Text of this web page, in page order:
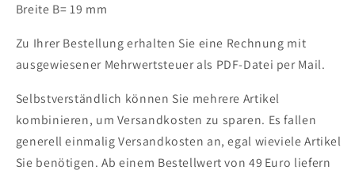
Breite B= 19 mm
Zu Ihrer Bestellung erhalten Sie eine Rechnung mit
ausgewiesener Mehrwertsteuer als PDF-Datei per Mail.
Selbstverständlich können Sie mehrere Artikel
kombinieren, um Versandkosten zu sparen. Es fallen
generell einmalig Versandkosten an, egal wieviele Artikel
Sie benötigen.Ab einem Bestellwert von 49 Euro liefern